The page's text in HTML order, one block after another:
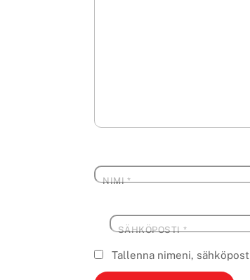
NIMI*
SÄHKÖPOSTI*
Tallenna nimeni,